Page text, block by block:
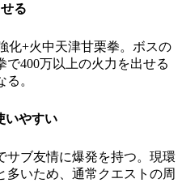
る
化+火中天津甘栗拳。ボスの
400万以上の火力を出せる
。
いやすい
サブ友情に爆発を持つ。現環
多いため、通常クエストの周